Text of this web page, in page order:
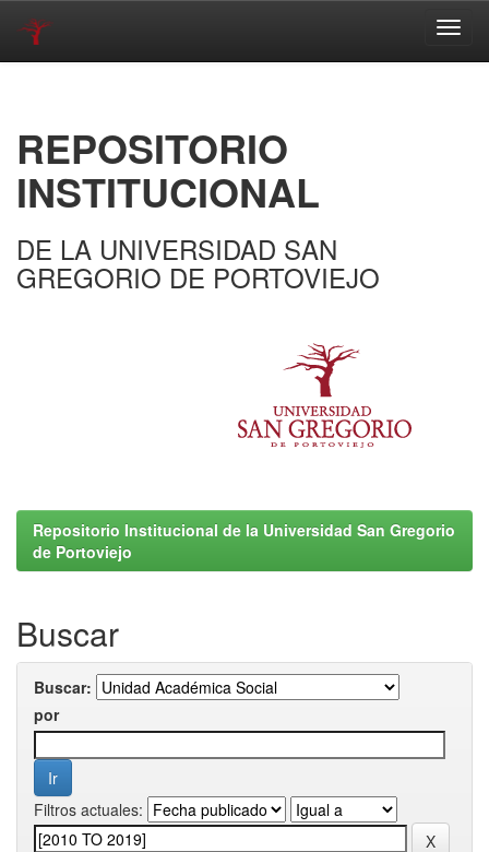
REPOSITORIO
INSTITUCIONAL
DE LA UNIVERSIDAD SAN
GREGORIO DE PORTOVIEJO
Repositorio Institucional de la Universidad San Gregorio
de Portoviejo
Buscar
Buscar:
por
Filtros actuales: